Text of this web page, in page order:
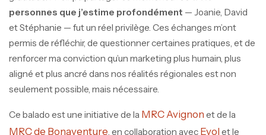
personnes que j’estime profondément — Joanie, David
et Stéphanie — fut un réel privilège. Ces échanges m’ont
permis de réfléchir, de questionner certaines pratiques, et de
renforcer ma conviction qu’un marketing plus humain, plus
aligné et plus ancré dans nos réalités régionales est non
seulement possible, mais nécessaire.
Ce balado est une initiative de la MRC Avignon et de la
MRC de Bonaventure, en collaboration avec Evolet le